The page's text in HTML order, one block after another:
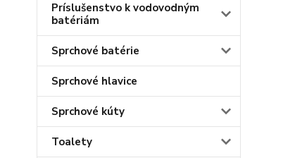
Príslušenstvo k vodovodným
batériám
Sprchové batérie
Sprchové hlavice
Sprchové kúty
Toalety